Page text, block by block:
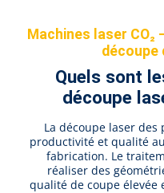
Machines laser
découpe
Quels sont
découpe
La découpe laser
productivité et qualité
fabrication. Le
réaliser des
qualité de coupe